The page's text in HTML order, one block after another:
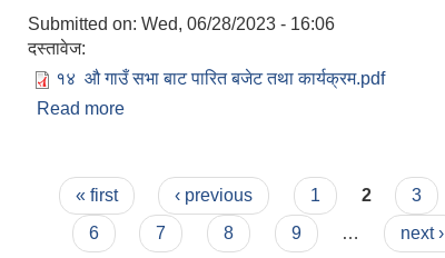
Submitted on: Wed, 06/28/2023 - 16:06
दस्तावेज:
१४ ‍ औ गाउँ सभा बाट पारित बजेट तथा कार्यक्रम.pdf
Read more
Pages
« first ‹ previous 1 2 3
6
7 8 9 … next ›